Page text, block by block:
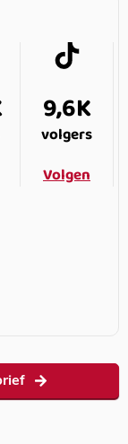
9,6K
volgers
Volgen